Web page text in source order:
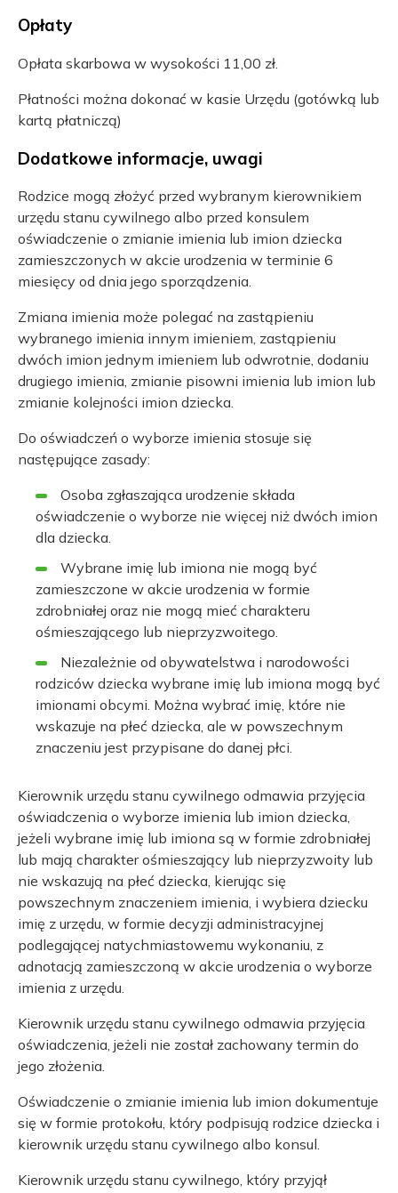
Opłaty
Opłata skarbowa w wysokości 11,00 zł.
Płatności można dokonać w kasie Urzędu (gotówką lub
kartą płatniczą)
Dodatkowe informacje, uwagi
Rodzice mogą złożyć przed wybranym kierownikiem
urzędu stanu cywilnego albo przed konsulem
oświadczenie o zmianie imienia lub imion dziecka
zamieszczonych w akcie urodzenia w terminie 6
miesięcy od dnia jego sporządzenia.
Zmiana imienia może polegać na zastąpieniu
wybranego imienia innym imieniem, zastąpieniu
dwóch imion jednym imieniem lub odwrotnie, dodaniu
drugiego imienia, zmianie pisowni imienia lub imion lub
zmianie kolejności imion dziecka.
Do oświadczeń o wyborze imienia stosuje się
następujące zasady:
Osoba zgłaszająca urodzenie składa
oświadczenie o wyborze nie więcej niż dwóch imion
dla dziecka.
Wybrane imię lub imiona nie mogą być
zamieszczone w akcie urodzenia w formie
zdrobniałej oraz nie mogą mieć charakteru
ośmieszającego lub nieprzyzwoitego.
Niezależnie od obywatelstwa i narodowości
rodziców dziecka wybrane imię lub imiona mogą być
imionami obcymi. Można wybrać imię, które nie
wskazuje na płeć dziecka, ale w powszechnym
znaczeniu jest przypisane do danej płci.
Kierownik urzędu stanu cywilnego odmawia przyjęcia
oświadczenia o wyborze imienia lub imion dziecka,
jeżeli wybrane imię lub imiona są w formie zdrobniałej
lub mają charakter ośmieszający lub nieprzyzwoity lub
nie wskazują na płeć dziecka, kierując się
powszechnym znaczeniem imienia, i wybiera dziecku
imię z urzędu, w formie decyzji administracyjnej
podlegającej natychmiastowemu wykonaniu, z
adnotacją zamieszczoną w akcie urodzenia o wyborze
imienia z urzędu.
Kierownik urzędu stanu cywilnego odmawia przyjęcia
oświadczenia, jeżeli nie został zachowany termin do
jego złożenia.
Oświadczenie o zmianie imienia lub imion dokumentuje
się w formie protokołu, który podpisują rodzice dziecka i
kierownik urzędu stanu cywilnego albo konsul.
Kierownik urzędu stanu cywilnego, który przyjął